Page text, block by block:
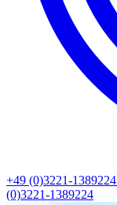
+49 (0)3221-1389224
(0)3221-1389224